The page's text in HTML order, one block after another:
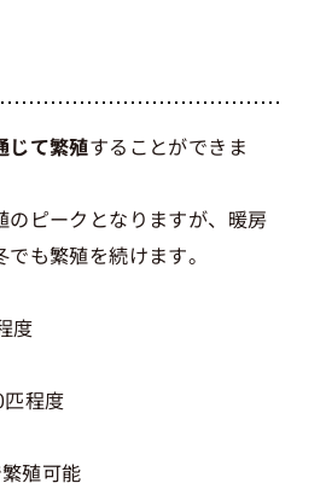
じて繁殖することができま
のピークとなりますが、暖房
も繁殖を続けます。
度
程度
殖可能